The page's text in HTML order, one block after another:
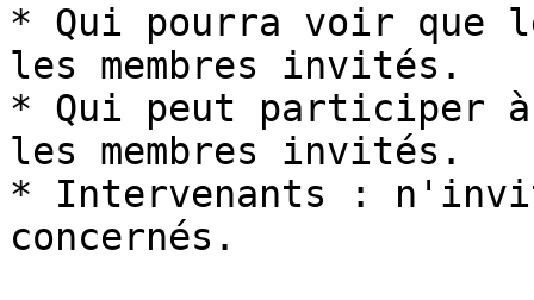
* Qui pourra voir que
les membres invités.
* Qui peut participer
les membres invités.
* Intervenants :
concernés.